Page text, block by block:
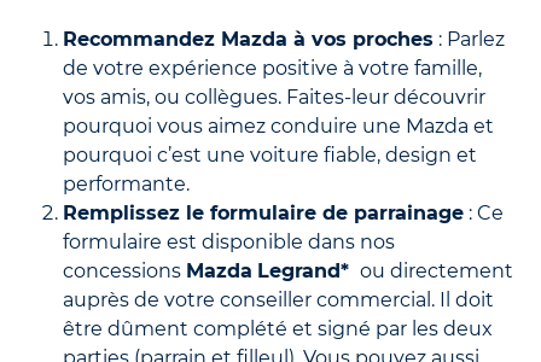
Recommandez Mazda à vos proches : Parlez
de votre expérience positive à votre famille,
vos amis, ou collègues. Faites-leur découvrir
pourquoi vous aimez conduire une Mazda et
pourquoi c’est une voiture fiable, design et
performante.
Remplissez le formulaire de parrainage : Ce
formulaire est disponible dans nos
concessions Mazda Legrand* ou directement
auprès de votre conseiller commercial. Il doit
être dûment complété et signé par les deux